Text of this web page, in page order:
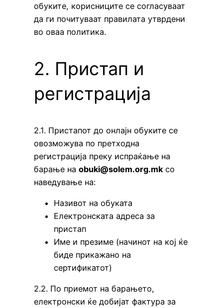
обуките, корисниците се согласуваат
да ги почитуваат правилата утврдени
во оваа политика.
2. Пристап и
регистрација
2.1. Пристапот до онлајн обуките се
овозможува по претходна
регистрација преку испраќање на
барање на obuki@solem.org.mk со
наведување на:
Називот на обуката
Електронската адреса за
пристап
Име и презиме (начинот на кој ќе
биде прикажано на
сертификатот)
2.2. По приемот на барањето,
електронски ќе добијат фактура за